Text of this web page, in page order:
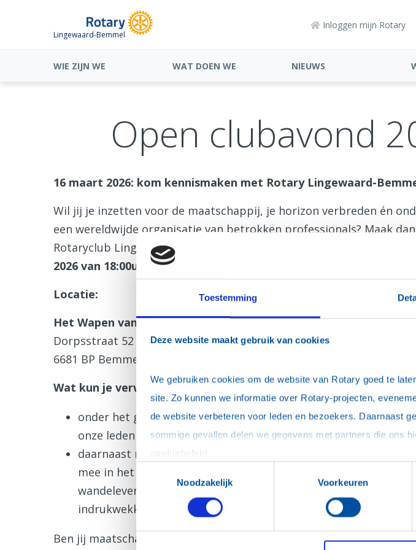
Toestemming
Deze website maakt gebruik van cookies
We gebruiken cookies om de website van Rotary goed te
site. Zo kunnen we informatie over Rotary-projecten,
de website verbeteren voor leden en bezoekers. Daarnaast
Noodzakelijk
Voorkeuren
Lingewaard-Bemmel
Inloggen mijn Rotary
WIE ZIJN WE WAT DOEN WE NIEUWS
Open clubavond
16 maart 2026: kom kennismaken met Rotary Lingewaard-
Wil jij je inzetten voor de maatschappij, je horizon verbreden én
een wereldwijde organisatie van betrokken professionals? Maak
Rotaryclub Lingewaard-Bemmel tijdens onze
2026 van 18:00u tot 20:00u
Locatie:
Het Wapen van Bemmel
Dorpsstraat 52
6681 BP Bemmel
Wat kun je verwachten tijdens de Open Clubavond?
onder het genot van een hapje eten maak je op een informele
onze leden en vertellen we wie we zijn en waar we ons voor
daarnaast neemt
Pim Miltenburg
mee in het verhaal achter het grootste en bekendste
wandelevenement ter wereld. Een unieke inkijk in de
indrukwekkende evenement!
Ben jij maatschappelijk betrokken en wil je jouw kennis en ervaring